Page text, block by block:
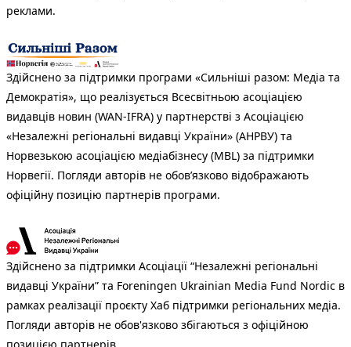
реклами.
Здійснено за підтримки програми «Сильніші разом: Медіа та
Демократія», що реалізується Всесвітньою асоціацією
видавців новин (WAN-IFRA) у партнерстві з Асоціацією
«Незалежні регіональні видавці України» (АНРВУ) та
Норвезькою асоціацією медіабізнесу (MBL) за підтримки
Норвегії. Погляди авторів не обов’язково відображають
офіційну позицію партнерів програми.
Здійснено за підтримки Асоціації “Незалежні регіональні
видавці України” та Foreningen Ukrainian Media Fund Nordic в
рамках реалізації проєкту Хаб підтримки регіональних медіа.
Погляди авторів не обов'язково збігаються з офіційною